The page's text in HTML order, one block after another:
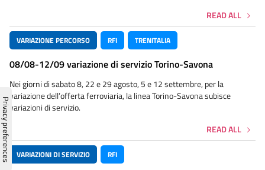
READ ALL
VARIAZIONE PERCORSO RFI TRENITALIA
08/08-12/09 variazione di servizio Torino-Savona
Nei giorni di sabato 8, 22 e 29 agosto, 5 e 12 settembre, per la
variazione dell’offerta ferroviaria, la linea Torino-Savona subisce
variazioni di servizio.
READ ALL
VARIAZIONI DI SERVIZIO RFI